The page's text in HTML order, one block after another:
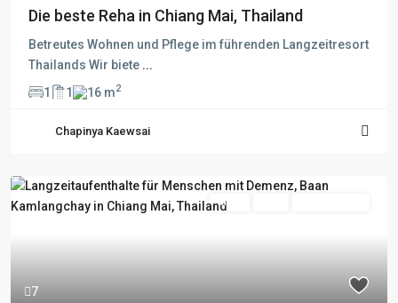
Die beste Reha in Chiang Mai, Thailand
Betreutes Wohnen und Pflege im führenden Langzeitresort
Thailands Wir biete ...
1
1 16 m2
Chapinya Kaewsai
7
Miete